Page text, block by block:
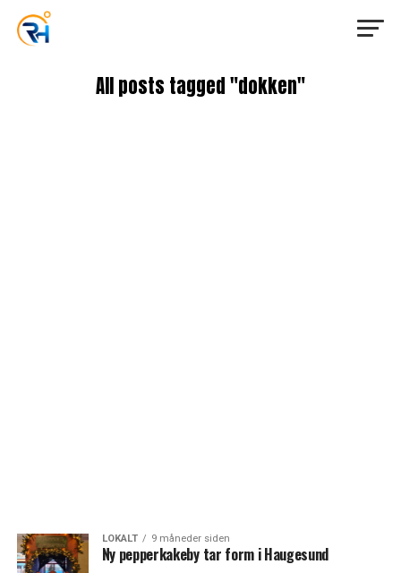
All posts tagged "dokken"
LOKALT 9 måneder siden
Ny pepperkakeby tar form i Haugesund